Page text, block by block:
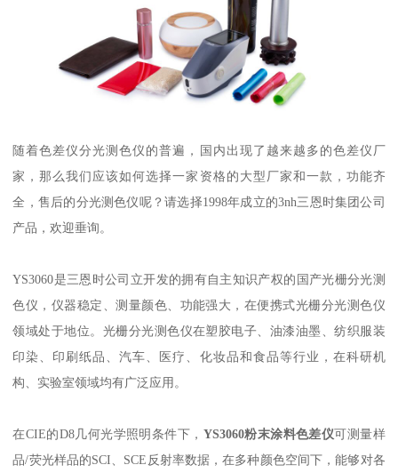
随着色差仪分光测色仪的普遍，国内出现了越来越多的色差仪厂
家，那么我们应该如何选择一家资格的大型厂家和一款，功能齐
全，售后的分光测色仪呢？请选择1998年成立的3nh三恩时集团公司
产品，欢迎垂询。
YS3060是三恩时公司立开发的拥有自主知识产权的国产光栅分光测
色仪，仪器稳定、测量颜色、功能强大，在便携式光栅分光测色仪
领域处于地位。光栅分光测色仪在塑胶电子、油漆油墨、纺织服装
印染、印刷纸品、汽车、医疗、化妆品和食品等行业，在科研机
构、实验室领域均有广泛应用。
在CIE的D8几何光学照明条件下， YS3060粉末涂料色差仪可测量样
品/荧光样品的SCI、 SCE 反射率数据，在多种颜色空间下，能够对各